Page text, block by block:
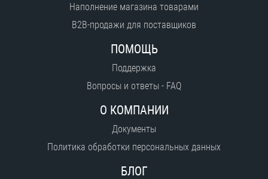
Наполнение магазина товарами
B2B-продажи для поставщиков
ПОМОЩЬ
Поддержка
Вопросы и ответы - FAQ
О КОМПАНИИ
Документы
Политика обработки персональных данных
БЛОГ